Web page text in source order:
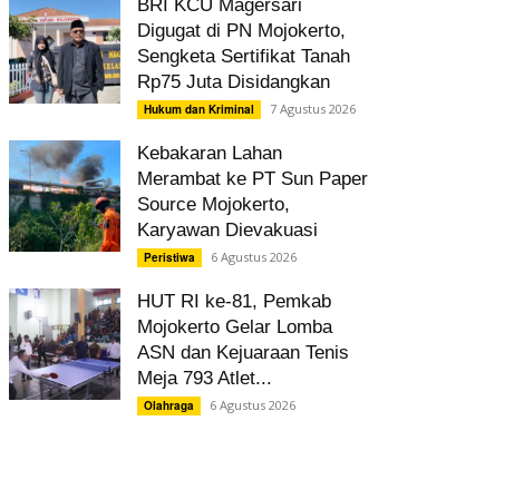
BRI KCU Magersari
Digugat di PN Mojokerto,
Sengketa Sertifikat Tanah
Rp75 Juta Disidangkan
Hukum dan Kriminal 7 Agustus 2026
Kebakaran Lahan
Merambat ke PT Sun Paper
Source Mojokerto,
Karyawan Dievakuasi
Peristiwa 6 Agustus 2026
HUT RI ke-81, Pemkab
Mojokerto Gelar Lomba
ASN dan Kejuaraan Tenis
Meja 793 Atlet...
Olahraga 6 Agustus 2026